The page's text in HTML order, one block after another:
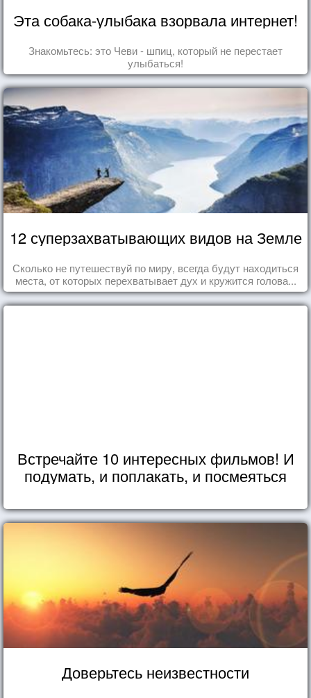
Эта собака-улыбака взорвала интернет!
Знакомьтесь: это Чеви - шпиц, который не перестает
улыбаться!
12 суперзахватывающих видов на Земле
Сколько не путешествуй по миру, всегда будут находиться
места, от которых перехватывает дух и кружится голова...
Встречайте 10 интересных фильмов! И
подумать, и поплакать, и посмеяться
Доверьтесь неизвестности